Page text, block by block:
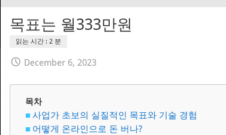
Skip
content
목표는 월333만원
December 6, 2023
목차
사업가 초보의 실질적인 목표와 기술 경험
어떻게 온라인으로 돈 버나?